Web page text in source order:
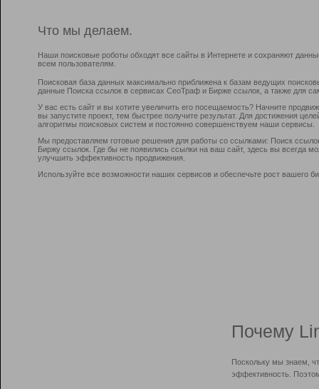
Что мы делаем.
Наши поисковые роботы обходят все сайты в Интернете и сохраняют
всем пользователям.
Поисковая база данных максимально приближена к базам ведущих
данные Поиска ссылок в сервисах СеоТраф и Бирже ссылок, а также для
У вас есть сайт и вы хотите увеличить его посещаемость? Начните
вы запустите проект, тем быстрее получите результат. Для достижения
алгоритмы поисковых систем и постоянно совершенствуем наши сервисы.
Мы предоставляем готовые решения для работы со ссылками: Поиск
Биржу ссылок. Где бы не появились ссылки на ваш сайт, здесь вы всегда
улучшить эффективность продвижения.
Используйте все возможности наших сервисов и обеспечьте рост вашего
Почему
Поскольку мы знаем,
эффективность.